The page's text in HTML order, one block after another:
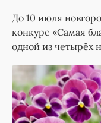
До 10 июля
конкурс «Самая
одной из четырёх